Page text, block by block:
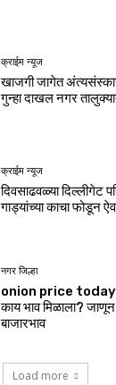
क्राईम न्यूज
खाजगी जागेत
गुन्हा दाखल नगर
क्राईम न्यूज
दिवसाढवळ्या दिल्लीगेट
गाड्यांच्या काचा फोडून
नगर जिल्हा
onion price
काय भाव मिळाला?
बाजारभाव
Load more